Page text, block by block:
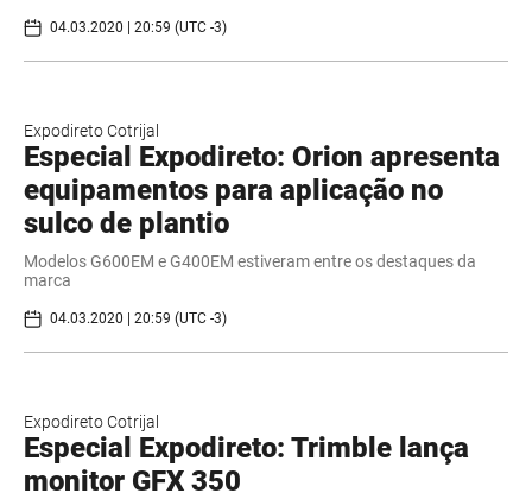
04.03.2020 | 20:59 (UTC -3)
Expodireto Cotrijal
Especial Expodireto: Orion apresenta
equipamentos para aplicação no
sulco de plantio
Modelos G600EM e G400EM estiveram entre os destaques da
marca
04.03.2020 | 20:59 (UTC -3)
Expodireto Cotrijal
Especial Expodireto: Trimble lança
monitor GFX 350